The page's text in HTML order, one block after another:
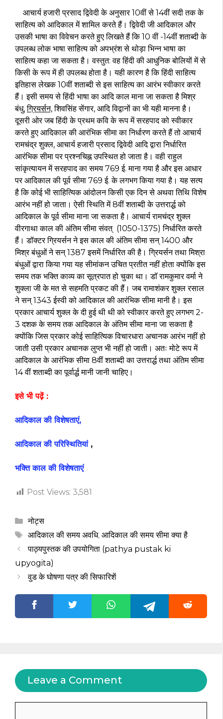
आचार्य हजारी प्रसाद द्विवेदी के अनुसार 10वीं से 14वीं सदी तक के
साहित्य को आदिकाल में शामिल करते हैं। द्विवेदी जी आदिकाल और
उसकी भाषा का विवेचन करते हुए लिखते हैं कि 10 वीं -14वीं शताब्दी के
उपलब्ध लोक भाषा साहित्य को अपभ्रंश से थोड़ा भिन्न भाषा का
साहित्य कहा जा सकता है। वस्तुत: वह हिंदी की आधुनिक बोलियों में से
किसी के रूप में ही उपलब्ध होता है। यही कारण है कि हिंदी साहित्य
इतिहास लेखक 10वीं शताब्दी से इस साहित्य का आरंभ स्वीकार करते
हैं। इसी समय से हिंदी भाषा का आदि काल माना जा सकता है मिश्र
बंधु,ग्रियर्सन,शिवसिंह सेंगार, आदि विद्वानों का भी यही मानना है।
दूसरी ओर जब हिंदी के प्रथम कवि के रूप में सरहपाद को स्वीकार
करते हुए आदिकाल की आरंभिक सीमा का निर्धारण करते हैं तो आचार्य
रामचंद्र शुक्ल, आचार्य हजारी प्रसाद द्विवेदी आदि द्वारा निर्धारित
आरंभिक सीमा पर प्रश्नचिह्न उपस्थित हो जाता है। वही राहुल
सांकृत्यायन में सरहपाद का समय 769 ई. माना गया है और इस आधार
पर आदिकाल की पूर्व सीमा 769 ई. के लगभग किया गया है। यह सत्य
है कि कोई भी साहित्यिक आंदोलन किसी एक दिन से अथवा तिथि विशेष
आरंभ नहीं हो जाता। ऐसी स्थिति में 8वीं शताब्दी के उत्तरार्द्ध को
आदिकाल के पूर्व सीमा माना जा सकता है। आचार्य रामचंद्र शुक्ल
वीरगाथा काल की अंतिम सीमा संवत् (1050-1375) निर्धारित करते
हैं। डॉक्टर ग्रियर्सन ने इस काल की अंतिम सीमा सन् 1400 और
मिश्र बंधुओं ने सन् 1387 इसमें निर्धारित की है। ग्रियर्सन तथा मिश्रा
बंधुओं द्वारा किया गया यह सीमांकन उचित प्रतीत नहीं होता क्योंकि इस
समय तक भक्ति काव्य का सूत्रपात हो चुका था। डॉ रामकुमार वर्मा ने
शुक्ला जी के मत से सहमति प्रकट की हैं। जब रामाशंकर शुक्ल रसाल
ने सन् 1343 ईस्वी को आदिकाल की आरंभिक सीमा मानी है। इस
प्रकार आचार्य शुक्ल के दी हुई थी थी को स्वीकार करते हुए लगभग 2-
3 दशक के समय तक आदिकाल के अंतिम सीमा माना जा सकता है
क्योंकि जिस प्रकार कोई साहित्यिक विचारधारा अचानक आरंभ नहीं हो
जाती उसी प्रकार अचानक लुप्त भी नहीं हो जाती। अतः मोटे रूप में
आदिकाल के आरंभिक सीमा 8वीं शताब्दी का उत्तरार्द्ध तथा अंतिम सीमा
14 वीं शताब्दी का पूर्वार्द्ध मानी जानी चाहिए।
इसे भी पढ़ें :
आदिकाल की विशेषताएं,
आदिकाल की परिस्थितियां ,
भक्ति काल की विशेषताएं
Post Views: 3,581
Categories
नोट्स
Tags
आदिकाल की समय अवधि, आदिकाल की समय सीमा क्या है
पाठ्यपुस्तक की उपयोगिता (pathya pustak ki
upyogita)
वुड के घोषणा पत्र की सिफारिशें
Leave a Comment